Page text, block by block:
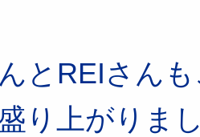
とREIさん
り上がりま